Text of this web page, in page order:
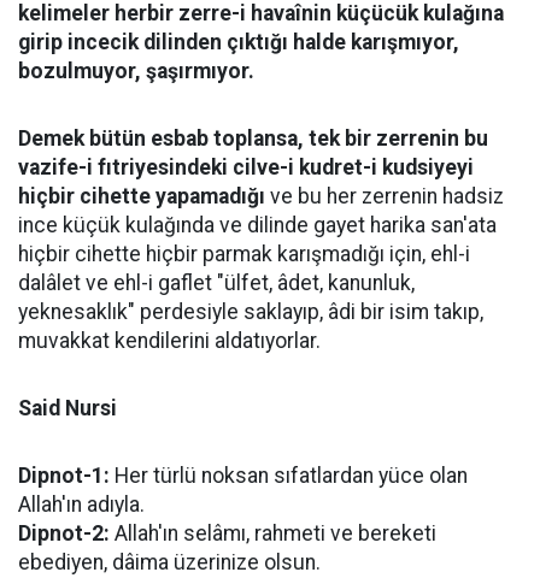
kelimeler herbir zerre-i havaînin küçücük kulağına
girip incecik dilinden çıktığı halde karışmıyor,
bozulmuyor, şaşırmıyor.
Demek bütün esbab toplansa, tek bir zerrenin bu
vazife-i fıtriyesindeki cilve-i kudret-i kudsiyeyi
hiçbir cihette yapamadığı ve bu her zerrenin hadsiz
ince küçük kulağında ve dilinde gayet harika san'ata
hiçbir cihette hiçbir parmak karışmadığı için, ehl-i
dalâlet ve ehl-i gaflet "ülfet, âdet, kanunluk,
yeknesaklık" perdesiyle saklayıp, âdi bir isim takıp,
muvakkat kendilerini aldatıyorlar.
Said Nursi
Dipnot-1: Her türlü noksan sıfatlardan yüce olan
Allah'ın adıyla.
Dipnot-2: Allah'ın selâmı, rahmeti ve bereketi
ebediyen, dâima üzerinize olsun.